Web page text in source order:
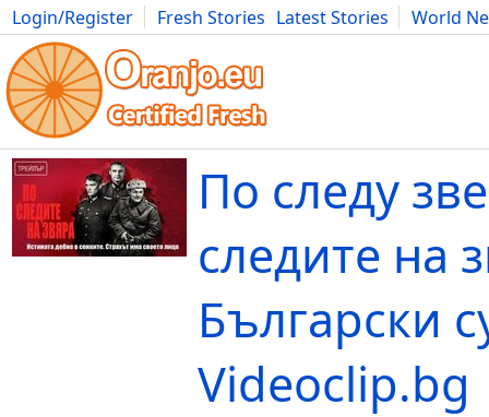
Login/Register Fresh Stories Latest Stories
World
Movies Anime Music Art Cars Advice Science
По следу
следите на
Български
Videoclip.bg